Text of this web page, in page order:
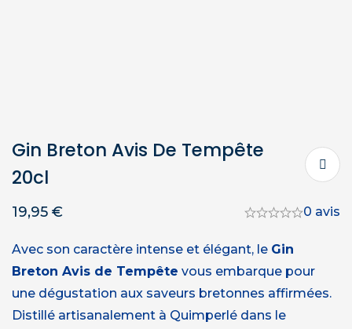
Gin Breton Avis De Tempête
20cl
19,95 € 0 avis
Avec son caractère intense et élégant, le Gin
Breton Avis de Tempête vous embarque pour
une dégustation aux saveurs bretonnes affirmées.
Distillé artisanalement à Quimperlé dans le